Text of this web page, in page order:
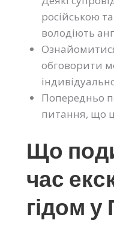
російською
володіють
обговорити
Попередньо
питання, що
Що
час
гідом у